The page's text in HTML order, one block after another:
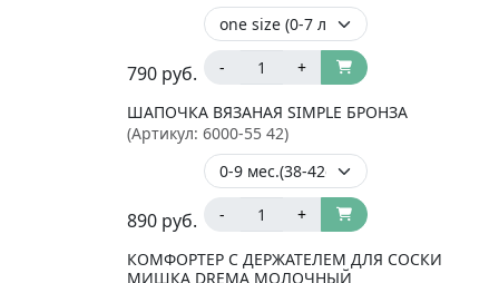
790 руб. - +
ШАПОЧКА ВЯЗАНАЯ SIMPLE БРОНЗА
(Артикул: 6000-55 42)
890 руб. - +
КОМФОРТЕР С ДЕРЖАТЕЛЕМ ДЛЯ СОСКИ
МИШКА DREMA МОЛОЧНЫЙ